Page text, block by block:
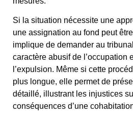
Si la situation nécessite une
une assignation au fond peut
implique de demander au
caractère abusif de l’occupation
l’expulsion. Même si cette
plus longue, elle permet de
détaillé, illustrant les injustices
conséquences d’une